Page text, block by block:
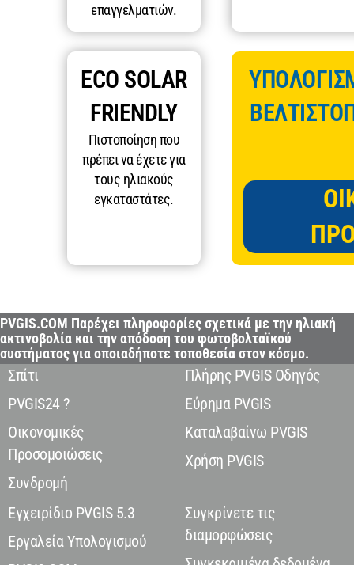
επαγγελματιών.
ECO SOLAR
FRIENDLY
Πιστοποίηση που
πρέπει να έχετε για
τους ηλιακούς
εγκαταστάτες.
PVGIS.COM Παρέχει πληροφορίες σχετικά με την ηλιακή
ακτινοβολία και την απόδοση του φωτοβολταϊκού
συστήματος για οποιαδήποτε τοποθεσία στον κόσμο.
Σπίτι
PVGIS24 ?
Οικονομικές
Προσομοιώσεις
Συνδρομή
Εγχειρίδιο PVGIS 5.3
Εργαλεία Υπολογισμού
Πλήρης PVGIS Οδηγός
Εύρημα PVGIS
Καταλαβαίνω PVGIS
Χρήση PVGIS
Συγκρίνετε τις
διαμορφώσεις